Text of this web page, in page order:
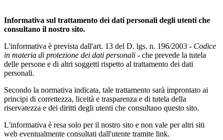
Informativa sul trattamento dei dati personali degli utenti che
consultano il nostro sito.
L'informativa è prevista dall'art. 13 del D. lgs. n. 196/2003 - Codice
in materia di protezione dei dati personali - che prevede la tutela
delle persone e di altri soggetti rispetto al trattamento dei dati
personali.
Secondo la normativa indicata, tale trattamento sarà improntato ai
principi di correttezza, liceità e trasparenza e di tutela della
riservatezza e dei diritti degli utenti che consultano questo sito.
L'informativa è resa solo per il nostro sito e non vale per altri siti
web eventualmente consultati dall'utente tramite link.